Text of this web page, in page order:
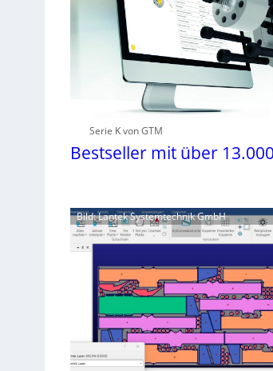
Serie K von GTM
Bestseller mit über
Bild: Lantek Systemtechnik GmbH